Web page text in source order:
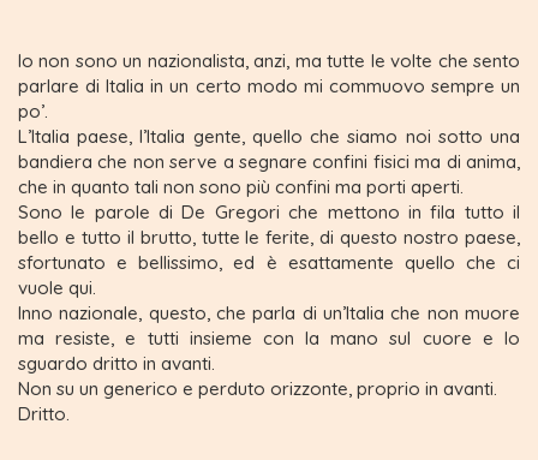
Io non sono un nazionalista, anzi, ma tutte le volte che sento
parlare di Italia in un certo modo mi commuovo sempre un
po’.
L’Italia paese, l’Italia gente, quello che siamo noi sotto una
bandiera che non serve a segnare confini fisici ma di anima,
che in quanto tali non sono più confini ma porti aperti.
Sono le parole di De Gregori che mettono in fila tutto il
bello e tutto il brutto, tutte le ferite, di questo nostro paese,
sfortunato e bellissimo, ed è esattamente quello che ci
vuole qui.
Inno nazionale, questo, che parla di un’Italia che non muore
ma resiste, e tutti insieme con la mano sul cuore e lo
sguardo dritto in avanti.
Non su un generico e perduto orizzonte, proprio in avanti.
Dritto.